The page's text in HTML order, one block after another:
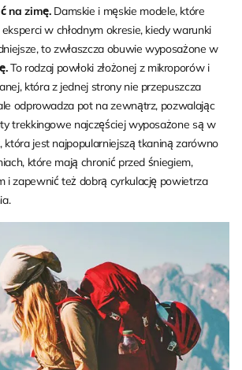
na zimę. Damskie i męskie modele, które
w chłodnym okresie, kiedy warunki
to zwłaszcza obuwie wyposażone w
To rodzaj powłoki złożonej z mikroporów i
która z jednej strony nie przepuszcza
odprowadza pot na zewnątrz, pozwalając
trekkingowe najczęściej wyposażone są w
która jest najpopularniejszą tkaniną zarówno
które mają chronić przed śniegiem,
i zapewnić też dobrą cyrkulację powietrza